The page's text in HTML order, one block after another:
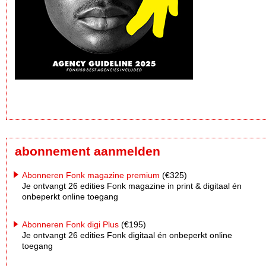
abonnement aanmelden
Abonneren Fonk magazine premium (€325)
Je ontvangt 26 edities Fonk magazine in print & digitaal én
onbeperkt online toegang
Abonneren Fonk digi Plus (€195)
Je ontvangt 26 edities Fonk digitaal én onbeperkt online
toegang